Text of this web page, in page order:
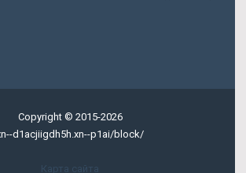
Copyright © 2015-2026
d1acjiigdh5h.xn--p1ai/block/
Карта сайта